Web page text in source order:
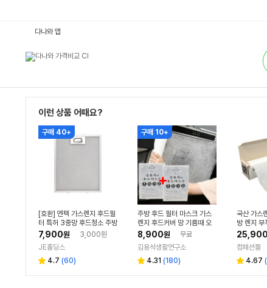
합
검
다나와 앱
이런 상품 어때요?
구매 40+
[호환] 엔텍 가스렌지 후드필
터 특허 3중망 후드청소 주방
환풍기 커버
7,900원
3,000원
JE홀딩스
별 4.7 리
(60)
구매 10+
주방 후드 필터 마스크 가스
렌지 후드커버 망 기름때 오
염 방지시트 5M+5M
8,900원
무료
김용석생활연구소
별 4.31 리
(180)
국산 가스
방 렌지
25,900
컴패션몰
별 4.67 (